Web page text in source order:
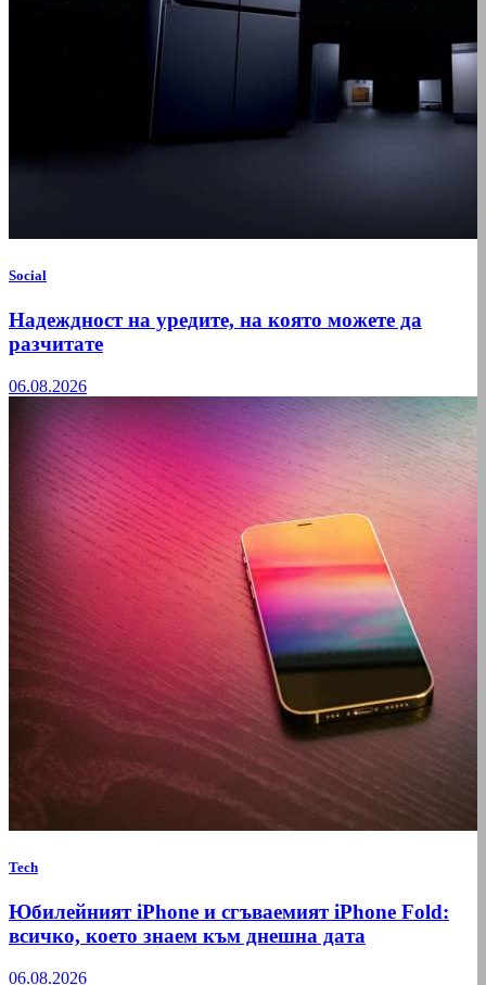
Social
Надеждност на уредите, на която можете да
разчитате
06.08.2026
Tech
Юбилейният iPhone и сгъваемият iPhone Fold:
всичко, което знаем към днешна дата
06.08.2026